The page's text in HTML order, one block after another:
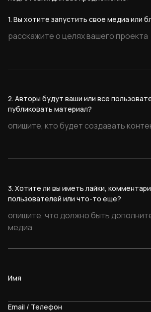
1. Вы хотите запустить свое медиа или
2. Авторы будут ваши или все
публиковать материал?
3. Хотите ли вы иметь лайки,
пользователей или что-то еще?
Имя
Email / Телефон